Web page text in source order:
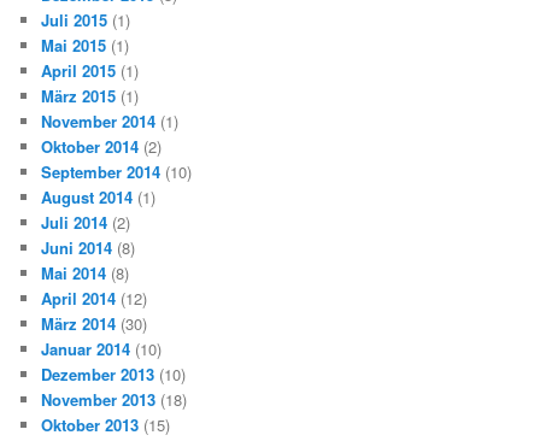
Juli 2015 (1)
Mai 2015 (1)
April 2015 (1)
März 2015 (1)
November 2014 (1)
Oktober 2014 (2)
September 2014 (10)
August 2014 (1)
Juli 2014 (2)
Juni 2014 (8)
Mai 2014 (8)
April 2014 (12)
März 2014 (30)
Januar 2014 (10)
Dezember 2013 (10)
November 2013 (18)
Oktober 2013 (15)